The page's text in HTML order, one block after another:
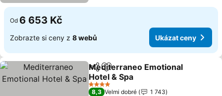
Od 6 653 Kč
Zobrazte si ceny z 8 webů Ukázat ceny
SdíletPřidat na seznam oblíbených
Mediterraneo Emotional
Hotel & Spa
4 Počet hvězdiček
8,3 Velmi dobré
1 743